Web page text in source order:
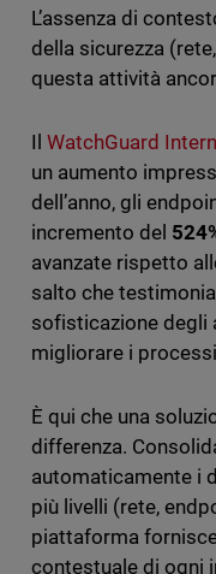
L’assenza di
della sicurezza
questa attività
Il WatchGuard
un aumento
dell’anno, gli
incremento del
avanzate rispetto
salto che
sofisticazione degli
migliorare i
È qui che una
differenza.
automaticamente i
più livelli (rete,
piattaforma
contestuale di ogni